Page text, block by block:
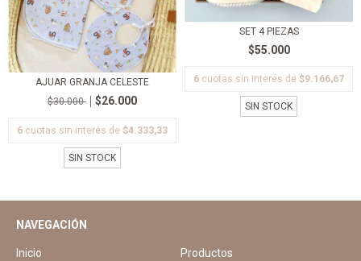
AJUAR GRANJA CELESTE
$30.000
$26.000
6 cuotas sin interés de $4.333,33
SIN STOCK
SET 4 PIEZAS
$55.000
6 cuotas sin interés de $9.166,67
SIN STOCK
NAVEGACIÓN
Inicio Productos